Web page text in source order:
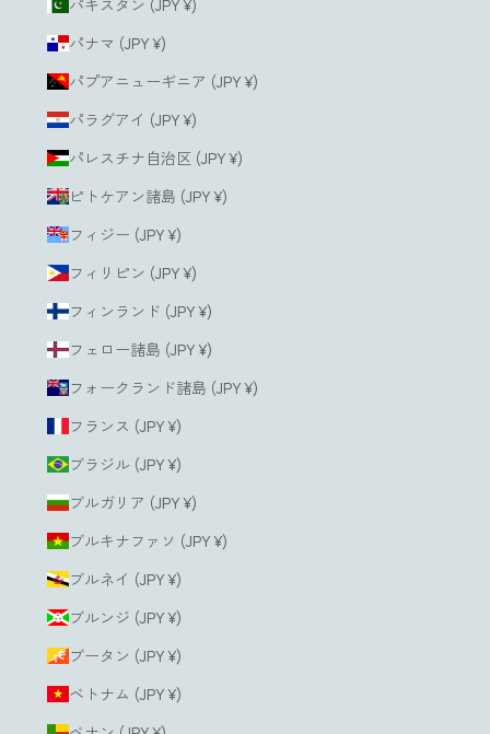
パキスタン (JPY ¥)
パナマ (JPY ¥)
パプアニューギニア (JPY ¥)
パラグアイ (JPY ¥)
パレスチナ自治区 (JPY ¥)
ピトケアン諸島 (JPY ¥)
フィジー (JPY ¥)
フィリピン (JPY ¥)
フィンランド (JPY ¥)
フェロー諸島 (JPY ¥)
フォークランド諸島 (JPY ¥)
フランス (JPY ¥)
ブラジル (JPY ¥)
ブルガリア (JPY ¥)
ブルキナファソ (JPY ¥)
ブルネイ (JPY ¥)
ブルンジ (JPY ¥)
ブータン (JPY ¥)
ベトナム (JPY ¥)